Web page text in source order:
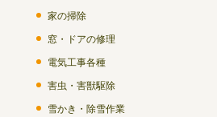
家の掃除
窓・ドアの修理
電気工事各種
害虫・害獣駆除
雪かき・除雪作業